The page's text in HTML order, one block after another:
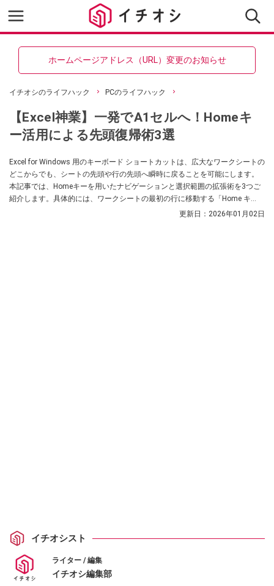
ホームページアドレス（URL）変更のお知らせ
イチオシのライフハック PCのライフハック
【Excel神業】一発でA1セルへ！Homeキ
ー活用による先頭復帰術3選
Excel for Windows 用のキーボード ショートカットは、広大なワークシートの
どこからでも、シートの先頭や行の先頭へ瞬時に戻ることを可能にします。
本記事では、Homeキーを用いたナビゲーションと選択範囲の拡張術を3つご
紹介します。具体的には、ワークシートの最初の行に移動する「Home キ
ー」、シートの先頭（A1セル）に移動する「Ctrl + Home キー」、そして選
更新日： 2026年01月02日
イチオシスト
ライター / 編集
イチオシ編集部